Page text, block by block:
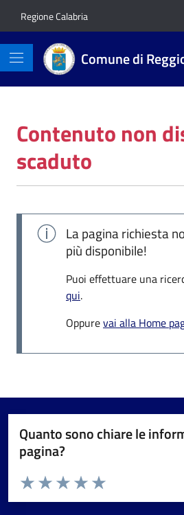
Regione Calabria
Comune di
Contenuto non
scaduto
La pagina richiesta
più disponibile!
Puoi effettuare una
qui.
Oppurevai alla Home
Quanto sono chiare le
pagina?
Valuta da 1 a 5 stelle la pagina
Valuta 5 stelle su 5
Valuta 4 stelle su 5
Valuta 3 stelle su 5
Valuta 2 stelle su 5
Valuta 1 stelle su 5